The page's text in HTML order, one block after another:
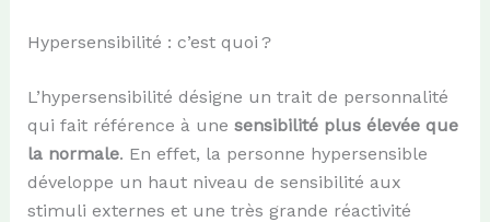
Hypersensibilité : c’est quoi ?
L’hypersensibilité désigne un trait de personnalité
qui fait référence à une sensibilité plus élevée que
la normale. En effet, la personne hypersensible
développe un haut niveau de sensibilité aux
stimuli externes et une très grande réactivité